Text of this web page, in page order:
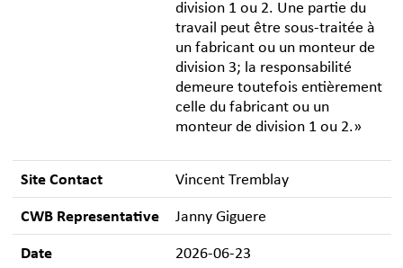
division 1 ou 2. Une partie du
travail peut être sous-traitée à
un fabricant ou un monteur de
division 3; la responsabilité
demeure toutefois entièrement
celle du fabricant ou un
monteur de division 1 ou 2.»
Site Contact Vincent Tremblay
CWB Representative Janny Giguere
Date 2026-06-23